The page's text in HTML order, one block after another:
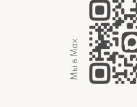
Мы в Max